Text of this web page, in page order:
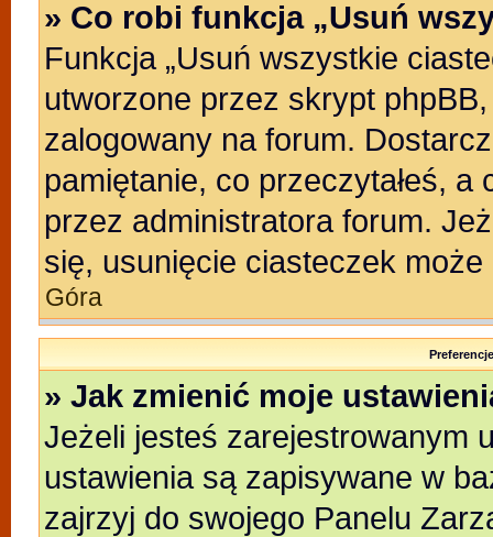
» Co robi funkcja „Usuń
Funkcja „Usuń wszystkie
utworzone przez skrypt
zalogowany na forum.
pamiętanie, co przeczytałeś, a
przez administratora forum.
się, usunięcie ciasteczek może
Góra
» Jak zmienić moje
Jeżeli jesteś zarejestrowanym
ustawienia są zapisywane w
zajrzyj do swojego Panelu